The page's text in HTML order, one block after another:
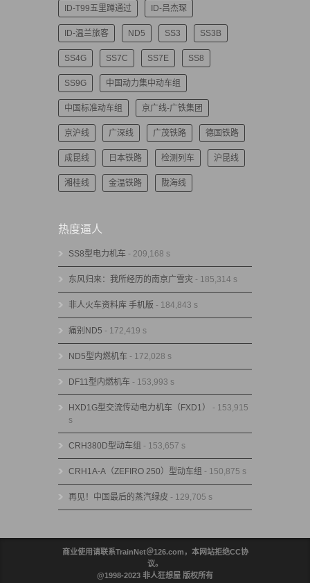
ID-T99五里蹲通过 ID-吕杰琛
ID-温兰旅客 ND5 SS3 SS3B
SS4G SS7C SS7E SS8
SS9G 中国动力集中动车组
中国标准动车组 京广线-广铁集团
京沪线 广深线 广茂铁路 德国铁路
成昆线 日本铁路 检测列车 沪昆线
湘桂线 金温铁路 陇海线
热度逼人
SS8型电力机车 - 209,168 s
东风归来：我所经历的南京广雪灾 - 185,314 s
非人火车资料库 手机版 - 184,843 s
痛别ND5 - 172,419 s
ND5型内燃机车 - 172,028 s
DF11型内燃机车 - 153,993 s
HXD1G型交流传动电力机车（FXD1）
- 153,915
s
CRH380D型动车组 - 153,657 s
CRH1A-A（ZEFIRO 250）型动车组 - 150,875 s
再见！中国最后的蒸汽绿皮 - 129,705 s
商业使用请联系TrainNet＠126.com，本网站拒绝CC协
议。
@1998-2023 非人狂想屋 版权所有